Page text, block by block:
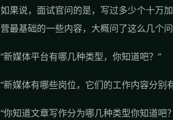
如果说，面试官问的是，写过多少个十万
营最基础的一些内容，大概问了这么几个问
“新媒体平台有哪几种类型，你知道吧？”
“新媒体有哪些岗位，它们的工作内容分别
“你知道文章写作分为哪几种类型你知道吧